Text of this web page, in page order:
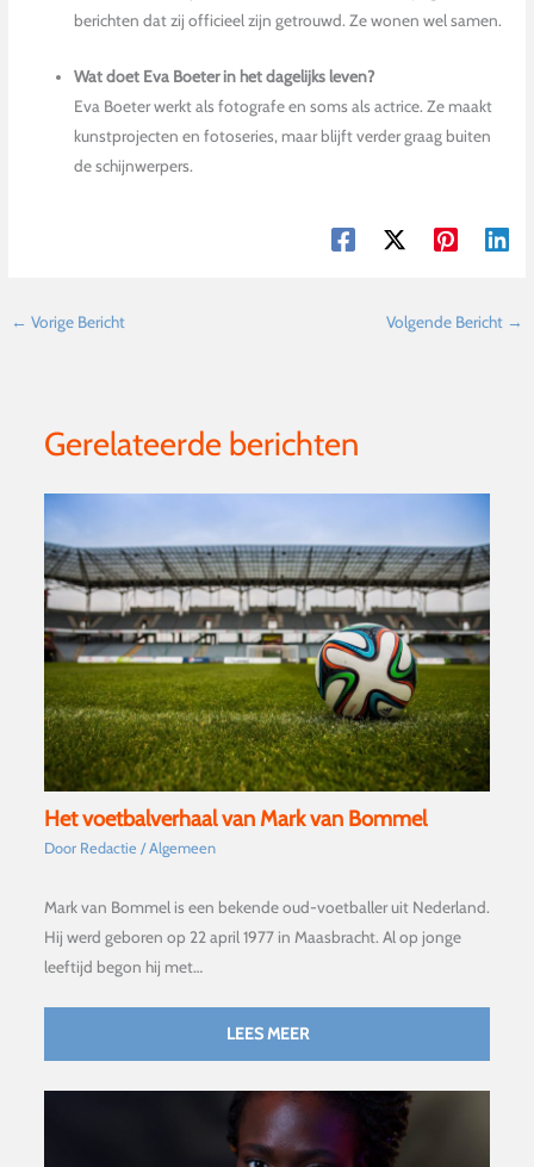
berichten dat zij officieel zijn getrouwd. Ze wonen wel samen.
Wat doet Eva Boeter in het dagelijks leven?
Eva Boeter werkt als fotografe en soms als actrice. Ze maakt
kunstprojecten en fotoseries, maar blijft verder graag buiten
de schijnwerpers.
← Vorige Bericht Volgende Bericht →
Gerelateerde berichten
Het voetbalverhaal van Mark van Bommel
Door Redactie /Algemeen
Mark van Bommel is een bekende oud-voetballer uit Nederland.
Hij werd geboren op 22 april 1977 in Maasbracht. Al op jonge
leeftijd begon hij met…
LEES MEER